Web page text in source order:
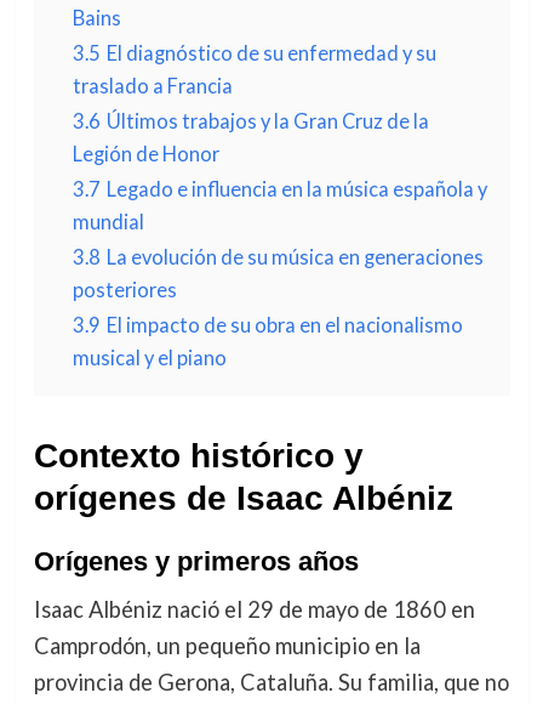
Bains
3.5 El diagnóstico de su enfermedad y su
traslado a Francia
3.6 Últimos trabajos y la Gran Cruz de la
Legión de Honor
3.7 Legado e influencia en la música española y
mundial
3.8 La evolución de su música en generaciones
posteriores
3.9 El impacto de su obra en el nacionalismo
musical y el piano
Contexto histórico y
orígenes de Isaac Albéniz
Orígenes y primeros años
Isaac Albéniz nació el 29 de mayo de 1860 en
Camprodón, un pequeño municipio en la
provincia de Gerona, Cataluña. Su familia, que no